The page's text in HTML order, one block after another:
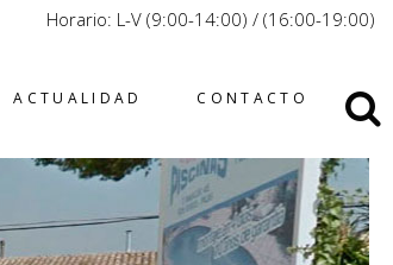
Horario: L-V (9:00-14:00) / (16:00-19:00)
ACTUALIDAD CONTACTO